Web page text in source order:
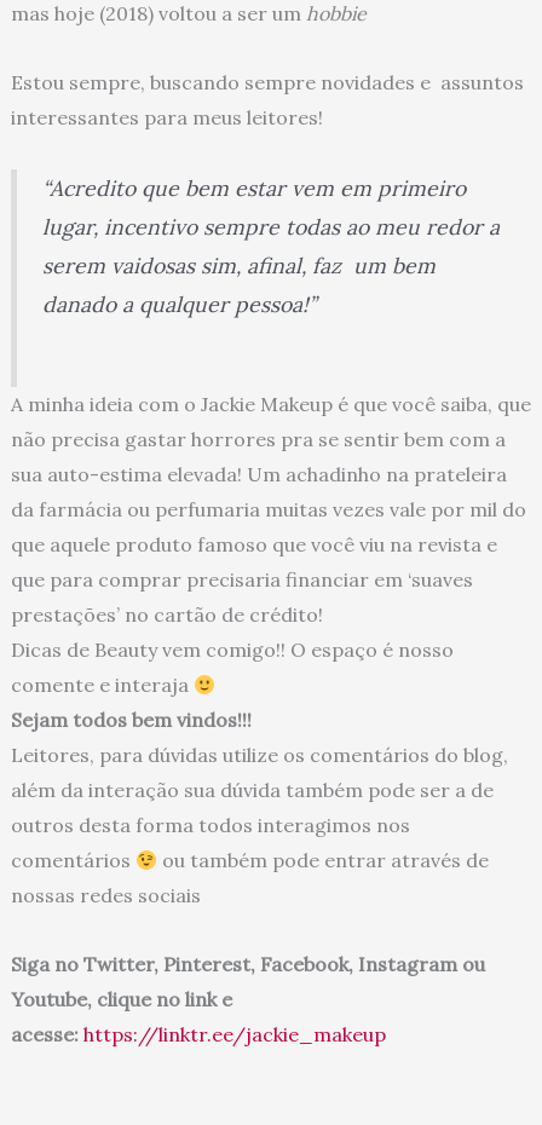
mas hoje (2018) voltou a ser um hobbie
Estou sempre, buscando sempre novidades e assuntos
interessantes para meus leitores!
“Acredito que bem estar vem em primeiro
lugar, incentivo sempre todas ao meu redor a
serem vaidosas sim, afinal, faz um bem
danado a qualquer pessoa!”
A minha ideia com o Jackie Makeup é que você saiba, que
não precisa gastar horrores pra se sentir bem com a
sua auto-estima elevada! Um achadinho na prateleira
da farmácia ou perfumaria muitas vezes vale por mil do
que aquele produto famoso que você viu na revista e
que para comprar precisaria financiar em ‘suaves
prestações’ no cartão de crédito!
Dicas de Beauty vem comigo!! O espaço é nosso
comente e interaja
Sejam todos bem vindos!!!
Leitores, para dúvidas utilize os comentários do blog,
além da interação sua dúvida também pode ser a de
outros desta forma todos interagimos nos
comentários
ou também pode entrar através de
nossas redes sociais
Siga no Twitter, Pinterest, Facebook, Instagram ou
Youtube, clique no link e
acesse: https://linktr.ee/jackie_makeup